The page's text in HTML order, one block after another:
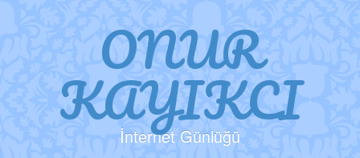
ONUR
KAYIKCI
İnternet Günlüğü